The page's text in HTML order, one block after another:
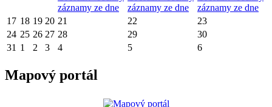
záznamy ze dne
záznamy ze dne
záznamy ze dne
17 18 19 20 21 22
23
24 25 26 27 28 29
30
31 1 2 3 4 5 6
Mapový portál